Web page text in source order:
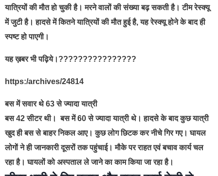
यात्रियों की मौत हो चुकी है। मरने वालों की संख्या बढ़ सकती है। टीम रेस्क्यू
में जुटी है। हादसे में कितने यात्रियों की मौत हुई है, यह रेस्क्यू होने के बाद ही
स्पष्ट हो पाएगी।
यह ख़बर भी पढ़िये।????????????????
https:/archives/24814
बस में सवार थे 63 से ज्यादा यात्री
बस 42 सीटर थी। बस में 60 से ज्यादा यात्री थे। हादसे के बाद कुछ यात्री
खुद ही बस से बाहर निकल आए। कुछ लोग छिटक कर नीचे गिर गए। घायल
लोगों ने ही जानकारी दूसरों तक पहुंचाई। मौके पर राहत एवं बचाव कार्य चल
रहा है। घायलों को अस्पताल ले जाने का काम किया जा रहा है।